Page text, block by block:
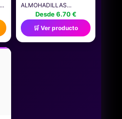
ALMOHADILLAS
PROTECTORAS PARA
CINTURÓN DE
SEGURIDAD, DISEÑO
DIBUJOS ANIMADOS.
NO SOLO PARA EL
Desde 6.70 €
🛒 Ver producto